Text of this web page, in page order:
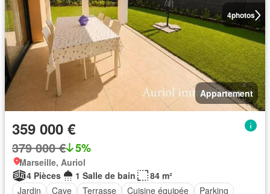
4photos
Appartement
359 000 €
379 000 € 5%
Marseille, Auriol
4 Pièces
1 Salle de bain
84 m²
Jardin
Cave Terrasse Cuisine équipée Parking